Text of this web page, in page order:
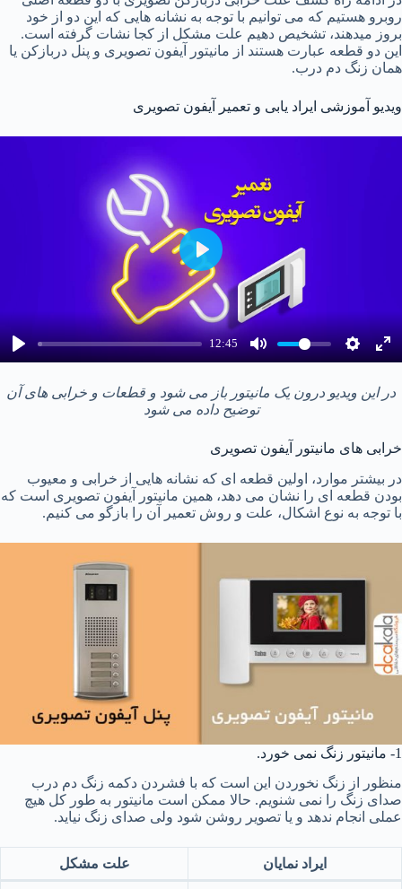
روبرو هستیم که می توانیم با توجه به نشانه هایی که این دو از خود
بروز میدهند، تشخیص دهیم علت مشکل از کجا نشات گرفته است.
این دو قطعه عبارت هستند از مانیتور آیفون تصویری و پنل دربازکن یا
همان زنگ دم درب.
ویدیو آموزشی ایراد یابی و تعمیر آیفون تصویری
12:45
P
l
a
y
در این ویدیو درون یک مانیتور باز می شود و قطعات و خرابی های آن
توضیح داده می شود
خرابی های مانیتور آیفون تصویری
در بیشتر موارد، اولین قطعه ای که نشانه هایی از خرابی و معیوب
بودن قطعه ای را نشان می دهد، همین مانیتور آیفون تصویری است که
با توجه به نوع اشکال، علت و روش تعمیر آن را بازگو می کنیم.
1- مانیتور زنگ نمی خورد.
منظور از زنگ نخوردن این است که با فشردن دکمه زنگ دم درب
صدای زنگ را نمی شنویم. حالا ممکن است مانیتور به طور کل هیچ
عملی انجام ندهد و یا تصویر روشن شود ولی صدای زنگ نیاید.
ایراد نمایان علت مشکل